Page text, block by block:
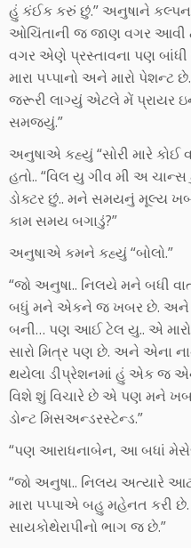
હું કંઈક કરું છું.” અનુષાને
ઓચિંતાની જ જાણ વગર આવી
વગર એણે પ્રસ્તાવના પણ બાંધી
મારા પપ્પાનો અને મારો પેશન્ટ
જરૂરી લાગ્યું એટલે મેં પ્રાયર
સમજ્યું.”
અનુષાએ કહ્યું “સોરી મારે કોઈ
હતો.. “વિલ યુ ગીવ મી અ
ડોક્ટર છું.. મને સમયનું મૂલ્ય
કામ સમય બગાડું?”
અનુષાએ કમને કહ્યું “બોલો.”
“જો અનુષા.. નિલયે મને બધી
બધું મને એકને જ ખબર છે. અને
બની… પણ આઈ ટેલ યુ.. એ
સારો મિત્ર પણ છે. અને એના
થયેલા ડીપ્રેશનમાં હું એક જ
વિશે શું વિચારે છે એ પણ મને
ડોન્ટ મિસઅન્ડરસ્ટેન્ડ.”
“પણ આરાધનાબેન, આ બધાં
“જો અનુષા.. નિલય અત્યારે
મારા પપ્પાએ બહુ મહેનત
સાયકોથેરાપીનો ભાગ જ છે.”